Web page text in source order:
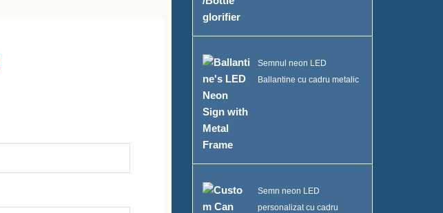
Semnul neon LED
Ballantine cu cadru metalic
Semn neon LED
personalizat cu cadru